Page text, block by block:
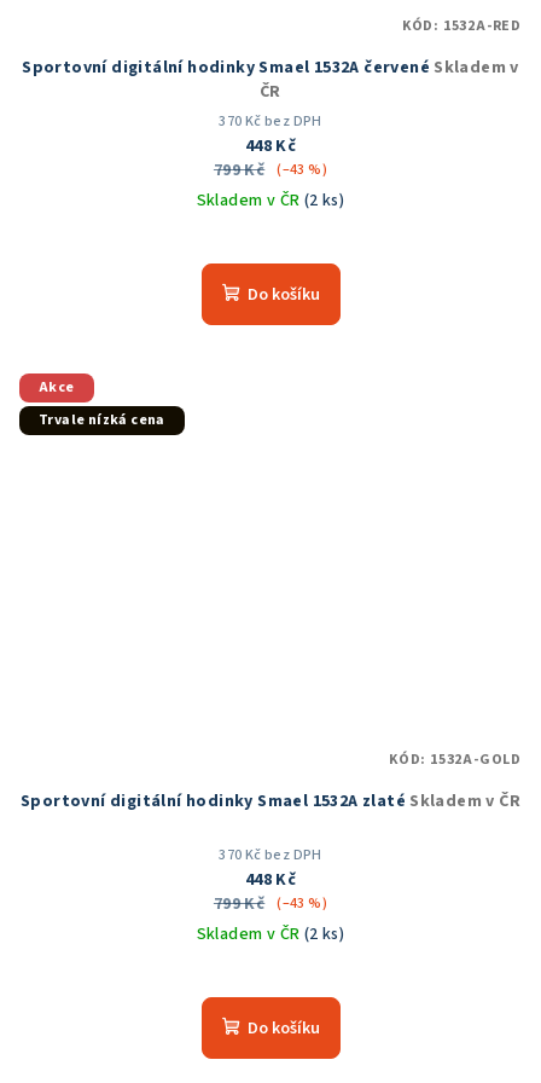
Sportovní digitální hodinky Smael 1532A červené Skladem v
ČR
370 Kč bez DPH
448 Kč
799 Kč (–43 %)
Skladem v ČR (2 ks)
hodnocení
produktu
Do košíku
KÓD: 1532A-RED
Akce
Trvale nízká cena
Sportovní digitální hodinky Smael 1532A zlaté Skladem v ČR
370 Kč bez DPH
448 Kč
799 Kč (–43 %)
Skladem v ČR (2 ks)
hodnocení
produktu
Do košíku
KÓD: 1532A-GOLD